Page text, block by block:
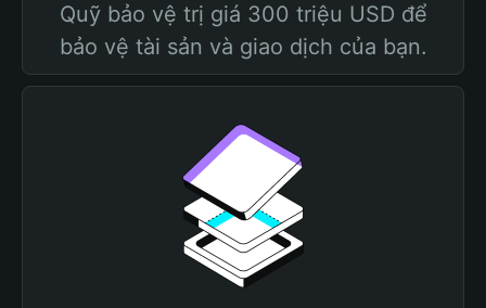
Quỹ bảo vệ trị giá 300 triệu USD để
bảo vệ tài sản và giao dịch của bạn.